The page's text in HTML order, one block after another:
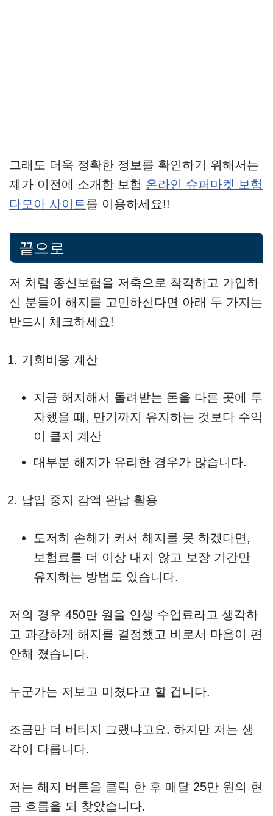
그래도 더욱 정확한 정보를 확인하기 위해서는
제가 이전에 소개한 보험 온라인 슈퍼마켓 보험
다모아 사이트를 이용하세요!!
끝으로
저 처럼 종신보험을 저축으로 착각하고 가입하
신 분들이 해지를 고민하신다면 아래 두 가지는
반드시 체크하세요!
기회비용 계산
지금 해지해서 돌려받는 돈을 다른 곳에 투
자했을 때, 만기까지 유지하는 것보다 수익
이 클지 계산
대부분 해지가 유리한 경우가 많습니다.
납입 중지 감액 완납 활용
도저히 손해가 커서 해지를 못 하겠다면,
보험료를 더 이상 내지 않고 보장 기간만
유지하는 방법도 있습니다.
저의 경우 450만 원을 인생 수업료라고 생각하
고 과감하게 해지를 결정했고 비로서 마음이 편
안해 졌습니다.
누군가는 저보고 미쳤다고 할 겁니다.
조금만 더 버티지 그랬냐고요. 하지만 저는 생
각이 다릅니다.
저는 해지 버튼을 클릭 한 후 매달 25만 원의 현
금 흐름을 되 찾았습니다.